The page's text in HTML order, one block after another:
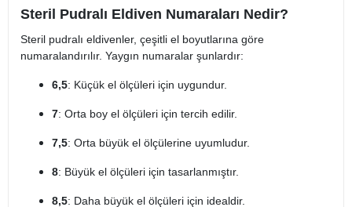
Steril Pudralı Eldiven Numaraları Nedir?
Steril pudralı eldivenler, çeşitli el boyutlarına göre
numaralandırılır. Yaygın numaralar şunlardır:
6,5: Küçük el ölçüleri için uygundur.
7: Orta boy el ölçüleri için tercih edilir.
7,5: Orta büyük el ölçülerine uyumludur.
8: Büyük el ölçüleri için tasarlanmıştır.
8,5: Daha büyük el ölçüleri için idealdir.